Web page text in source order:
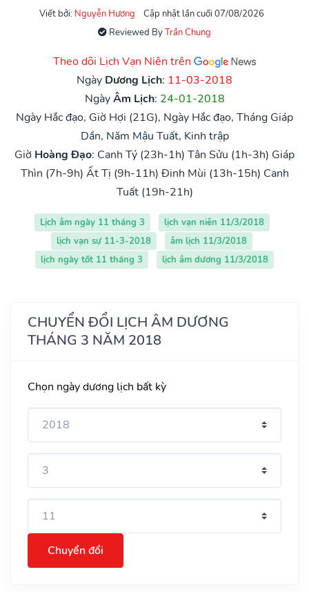
Viết bởi: Nguyễn Hương
Cập nhật lần cuối 07/08/2026
Reviewed ByTrần Chung
Theo dõi Lịch Vạn Niên trên
Ngày Dương Lịch: 11-03-2018
NgàyÂm Lịch: 24-01-2018
Ngày Hắc đạo, Giờ Hợi (21G), Ngày Hắc đạo, Tháng Giáp
Dần, Năm Mậu Tuất, Kinh trập
Giờ Hoàng Đạo: Canh Tý (23h-1h) Tân Sửu (1h-3h) Giáp
Thìn (7h-9h) Ất Tị (9h-11h) Đinh Mùi (13h-15h) Canh
Tuất (19h-21h)
Lịch âm ngày 11 tháng 3
lịch vạn niên 11/3/2018
lịch vạn sự 11-3-2018
âm lịch 11/3/2018
lịch ngày tốt 11 tháng 3
lịch âm dương 11/3/2018
CHUYỂN ĐỔI LỊCH ÂM DƯƠNG
THÁNG 3 NĂM 2018
Chọn ngày dương lịch bất kỳ
Chuyển đổi